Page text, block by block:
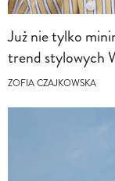
Już nie tylko
trend stylowych
ZOFIA CZAJKOWSKA